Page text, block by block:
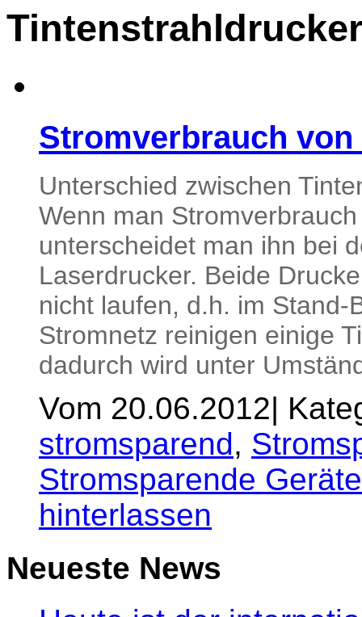
Tintenstrahldrucker
Stromverbrauch
Unterschied zwischen
Wenn man
unterscheidet man ihn bei
Laserdrucker. Beide
nicht laufen, d.h. im
Stromnetz reinigen einige
dadurch wird unter
Vom 20.06.2012|
stromsparend,
Stromsparende Geräte
hinterlassen
Neueste News